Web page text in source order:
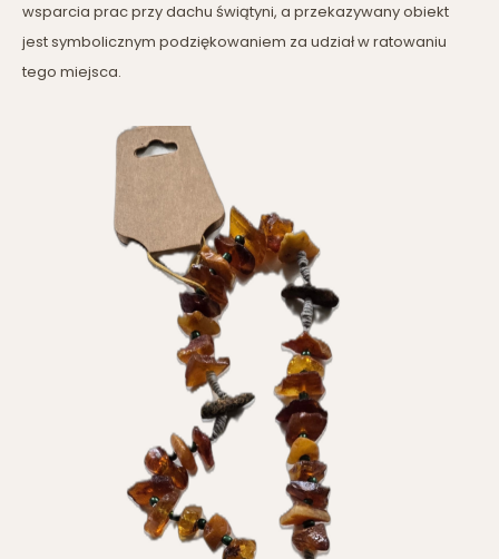
wsparcia prac przy dachu świątyni, a przekazywany obiekt
jest symbolicznym podziękowaniem za udział w ratowaniu
tego miejsca.